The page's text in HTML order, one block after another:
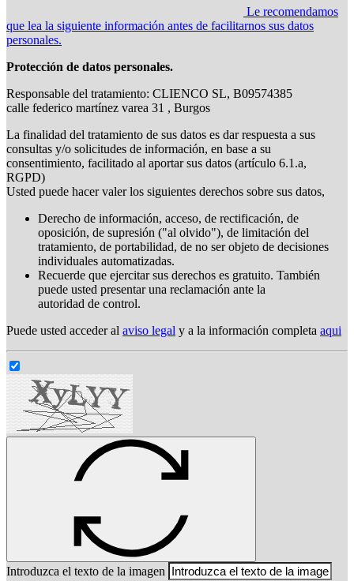
Le recomendamos
que lea la siguiente información antes de facilitarnos sus datos
personales.
Protección de datos personales.
Responsable del tratamiento: CLIENCO SL, B09574385
calle federico martínez varea 31 , Burgos
La finalidad del tratamiento de sus datos es dar respuesta a sus
consultas y/o solicitudes de información, en base a su
consentimiento, facilitado al aportar sus datos (artículo 6.1.a,
RGPD)
Usted puede hacer valer los siguientes derechos sobre sus datos,
Derecho de información, acceso, de rectificación, de
oposición, de supresión ("al olvido"), de limitación del
tratamiento, de portabilidad, de no ser objeto de decisiones
individuales automatizadas.
Recuerde que ejercitar sus derechos es gratuito. También
puede usted presentar una reclamación ante la
autoridad de control.
Puede usted acceder al aviso legal y a la información completa aqui
Introduzca el texto de la imagen